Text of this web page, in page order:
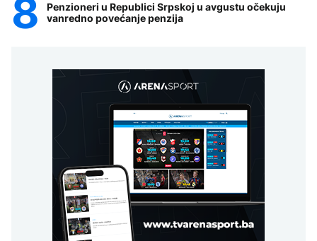
Penzioneri u Republici Srpskoj u avgustu očekuju
vanredno povećanje penzija